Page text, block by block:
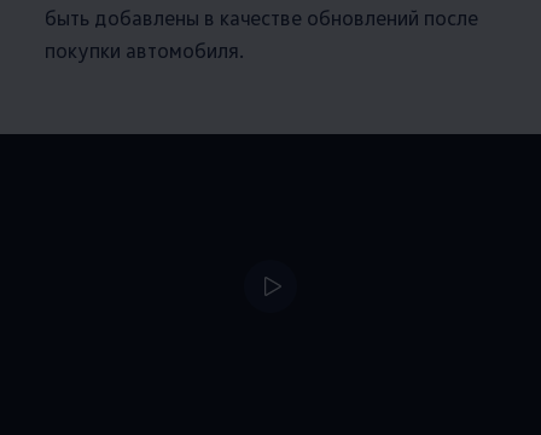
быть добавлены в качестве обновлений после
покупки автомобиля.